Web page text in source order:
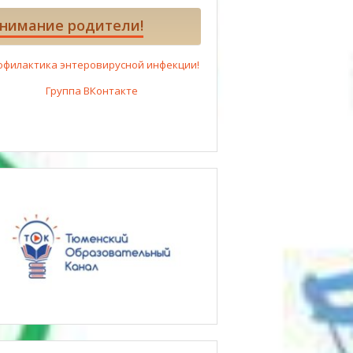
родители!
энтеровирусной инфекции!
Группа ВКонтакте